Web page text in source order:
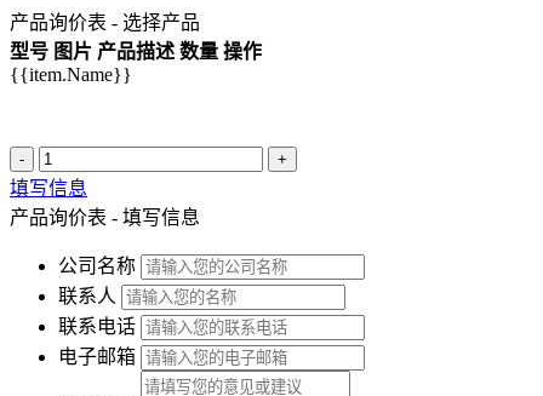
产品询价表 - 选择产品
型号 图片 产品描述 数量 操作
{{item.Name}}
- +
填写信息
产品询价表 - 填写信息
公司名称
联系人
联系电话
电子邮箱